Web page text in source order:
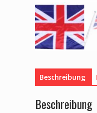
Beschreibung
Beschreibung